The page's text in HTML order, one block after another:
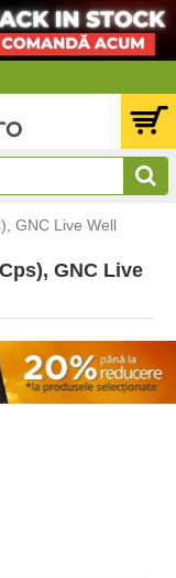
GNC Live Well
GNC Live